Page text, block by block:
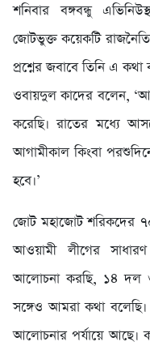
শনিবার বঙ্গবন্ধু
জোটভুক্ত কয়েকটি
প্রশ্নের জবাবে তিনি এ কথা
ওবায়দুল কাদের বলেন,
করেছি। রাতের মধ্যে
আগামীকাল কিংবা
হবে।’
জোট মহাজোট শরিকদের
আওয়ামী লীগের
আলোচনা করছি, ১৪ দল ও
সঙ্গেও আমরা কথা
আলোচনার পর্যায়ে আছে।